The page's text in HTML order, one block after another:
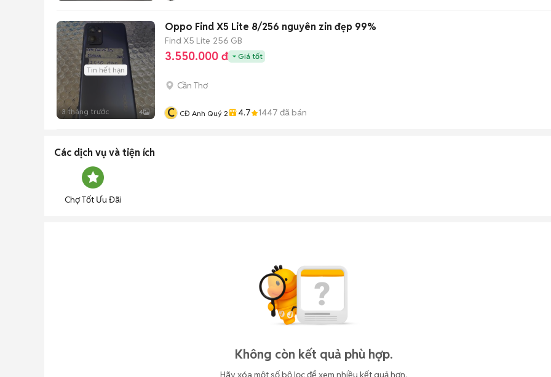
Tin hết hạn
3 tháng trước 4
Oppo Find X5 Lite 8/256 nguyên zin đẹp 99%
Find X5 Lite 256 GB
3.550.000 đ Giá tốt
Cần Thơ
C CĐ Anh Quý 2 4.7 1447 đã bán
Các dịch vụ và tiện ích
Chợ Tốt Ưu Đãi
Không còn kết quả phù hợp.
Hãy xóa một số bộ lọc để xem nhiều kết quả hơn.